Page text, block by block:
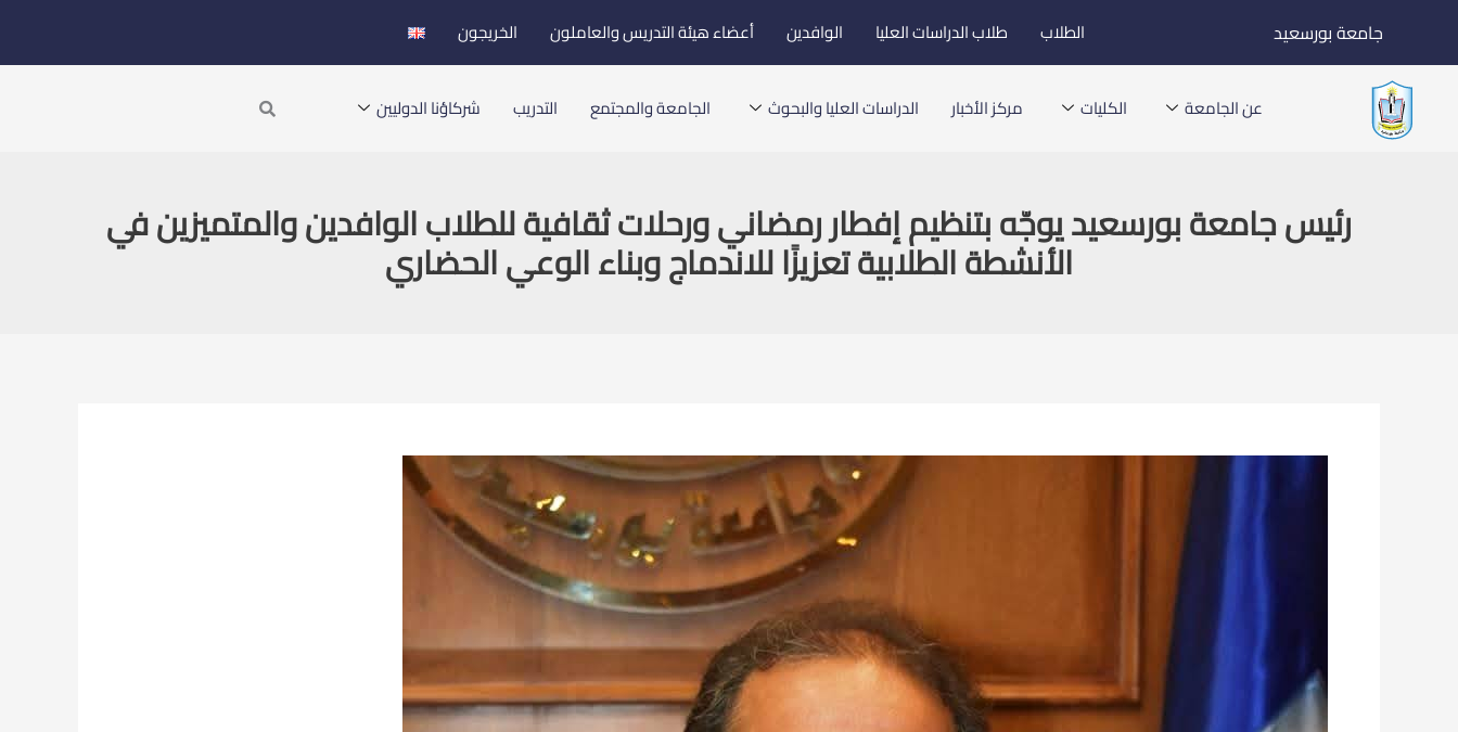
إلى
المحتوى
جامعة بورسعيد الطلاب طلاب الدراسات العليا الوافدين أعضاء هيئة التدريس والعاملون الخريجون
عن الجامعة الكليات مركز الأخبار الدراسات العليا والبحوث الجامعة والمجتمع التدريب شركاؤنا الدوليين Search
رئيس جامعة بورسعيد يوجّه بتنظيم إفطار رمضاني ورحلات ثقافية للطلاب الوافدين والمتميزين في
الأنشطة الطلابية تعزيزًا للاندماج وبناء الوعي الحضاري